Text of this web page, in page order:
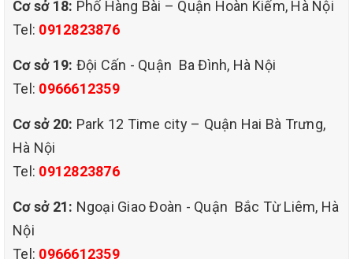
– Đội ngũ nhân viên chuyên nghiệp, lâu năm yêu nghề,
thảm.
hiện đại, chất lượng, làm sạch thảm dễ dàng ngay tại chỗ.
quanh.
– Sẵn sàng tư vấn một cách tận tình, chi tiết nhất để quý
Cơ sở 18: Phố Hàng Bài – Quận Hoàn Kiếm, Hà Nội
Tel: 0912823876
Cơ sở 19: Đội Cấn - Quận Ba Đình, Hà Nội
Tel: 0966612359
Cơ sở 20: Park 12 Time city – Quận Hai Bà Trưng,
Hà Nội
Tel: 0912823876
Cơ sở 21: Ngoại Giao Đoàn - Quận Bắc Từ Liêm, Hà
Nội
Tel: 0966612359